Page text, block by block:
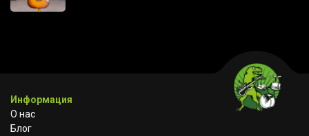
Информация
О нас
Блог